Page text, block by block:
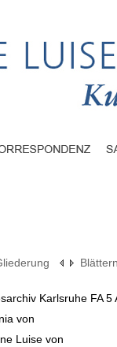
Karlsruhe FA
von
Luise von